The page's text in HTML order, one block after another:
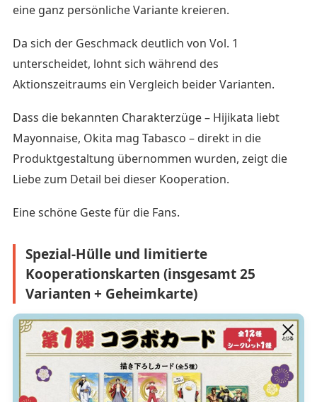
eine ganz persönliche Variante kreieren.
Da sich der Geschmack deutlich von Vol. 1
unterscheidet, lohnt sich während des
Aktionszeitraums ein Vergleich beider Varianten.
Dass die bekannten Charakterzüge – Hijikata liebt
Mayonnaise, Okita mag Tabasco – direkt in die
Produktgestaltung übernommen wurden, zeigt die
Liebe zum Detail bei dieser Kooperation.
Eine schöne Geste für die Fans.
Spezial-Hülle und limitierte
Kooperationskarten (insgesamt 25
Varianten + Geheimkarte)